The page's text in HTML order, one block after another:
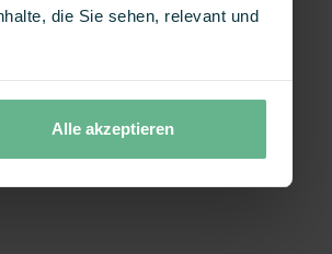
die Sie sehen, relevant und
Alle akzeptieren